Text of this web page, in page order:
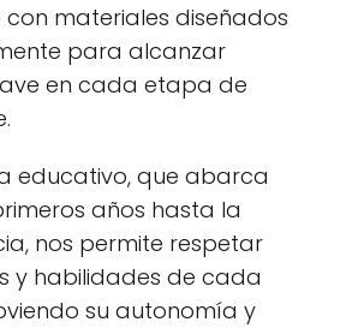
materiales diseñados
para alcanzar
en cada etapa de
educativo, que abarca
años hasta la
nos permite respetar
y habilidades de cada
su autonomía y